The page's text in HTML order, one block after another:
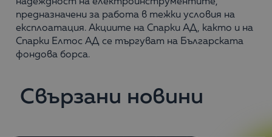
предназначени за работа в тежки условия на
експлоатация. Акциите на Спарки АД, както и на
Спарки Елтос АД се търгуват на Българската
фондова борса.
Свързани новини